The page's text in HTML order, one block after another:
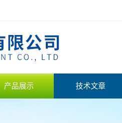
产品展示 技术文章